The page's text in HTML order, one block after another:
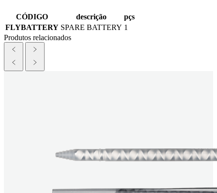
CÓDIGO descrição
pçs
FLYBATTERY SPARE BATTERY 1
Produtos relacionados